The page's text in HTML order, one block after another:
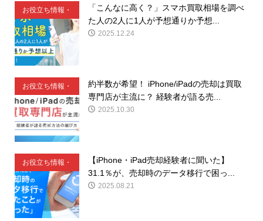
お役立ち情報・
豆知識
「こんなに高く？」スマホ買取相場を調べ
た人の2人に1人が予想通りか予想...
2025.12.24
お役立ち情報・
豆知識
約半数が希望！ iPhone/iPadの売却は買取
専門店が主流に？ 経験者が語る売...
2025.10.30
お役立ち情報・
豆知識
【iPhone・iPad売却経験者に聞いた】
31.1％が、売却時のデータ移行で困っ...
2025.08.21